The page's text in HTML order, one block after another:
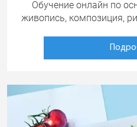
Обучение онлайн по
живопись, композиция,